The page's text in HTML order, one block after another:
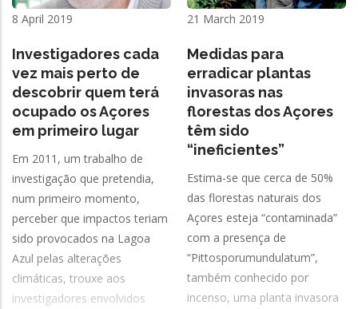
8 April 2019
Investigadores cada
vez mais perto de
descobrir quem terá
ocupado os Açores
em primeiro lugar
Em 2011, um trabalho de
investigação que pretendia,
num primeiro momento,
perceber que impactos teriam
sido provocados na Lagoa
Azul pelas alterações
climáticas, trouxe aos
investigadores envolvidos
21 March 2019
Medidas para
erradicar plantas
invasoras nas
florestas dos Açores
têm sido
“ineficientes”
Estima-se que cerca de 50%
das florestas naturais dos
Açores esteja “contaminada”
com a presença de
“Pittosporumundulatum”,
também conhecido por
incenso, uma planta invasora